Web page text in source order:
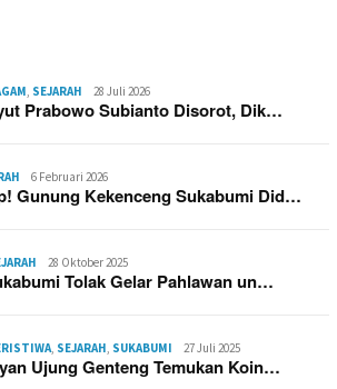
, SEJARAH 28 Juli 2026
Prabowo Subianto Disorot, Dik…
6 Februari 2026
Gunung Kekenceng Sukabumi Did…
28 Oktober 2025
Tolak Gelar Pahlawan un…
, SEJARAH, SUKABUMI 27 Juli 2025
Ujung Genteng Temukan Koin…